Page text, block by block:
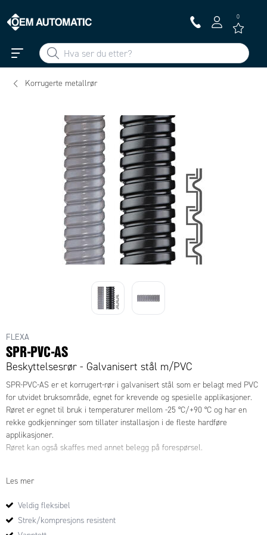
0
Korrugerte metallrør
FLEXA
SPR-PVC-AS
Beskyttelsesrør - Galvanisert stål m/PVC
SPR-PVC-AS er et korrugert-rør i galvanisert stål som er belagt med PVC
for utvidet bruksområde, egnet for krevende og spesielle applikasjoner.
Røret er egnet til bruk i temperaturer mellom -25 °C/+90 °C og har en
rekke godkjenninger som tillater installasjon i de fleste hardføre
applikasjoner.
Røret kan også skaffes med annet belegg på forespørsel.
Automotive
Jernbane
Les mer
Veldig fleksibel
Strek/kompresjons resistent